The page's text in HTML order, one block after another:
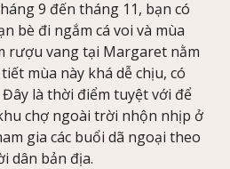
9 đến tháng 11, bạn có
bè đi ngắm cá voi và mùa
rượu vang tại Margaret nằm
mùa này khá dễ chịu, có
là thời điểm tuyệt với để
chợ ngoài trời nhộn nhịp ở
gia các buổi dã ngoại theo
dân bản địa.